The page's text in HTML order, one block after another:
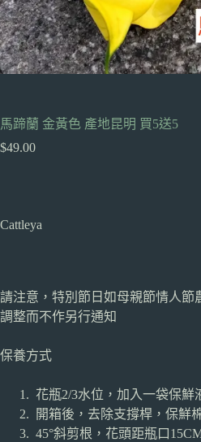
馬蹄蘭 金黃色 產地昆明 買5送5
$49.00
Cattleya
請注意，特別節日如母親節情人節
調整而不作另行通知
保養方式
花瓶2/3水位，加入一袋保鮮
開箱後，去除支撐桿，保鮮
45°斜剪根，花頭距瓶口